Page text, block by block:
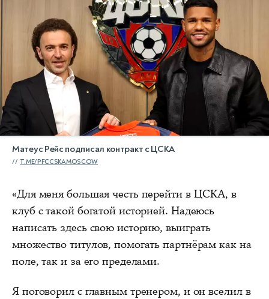
Матеус Рейс подписал контракт с ЦСКА
T.ME/PFCCSKAMOSCOW
«Для меня большая честь перейти в ЦСКА, в
клуб с такой богатой историей. Надеюсь
написать здесь свою историю, выиграть
множество титулов, помогать партнёрам как на
поле, так и за его пределами.
Я поговорил с главным тренером, и он вселил в